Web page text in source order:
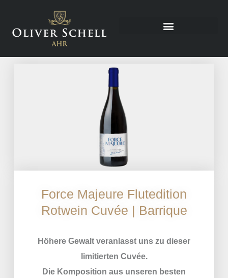
Force Majeure Flutedition
Rotwein Cuvée | Barrique
Höhere Gewalt veranlasst uns zu dieser
limitierten Cuvée.
Die Komposition aus unseren besten